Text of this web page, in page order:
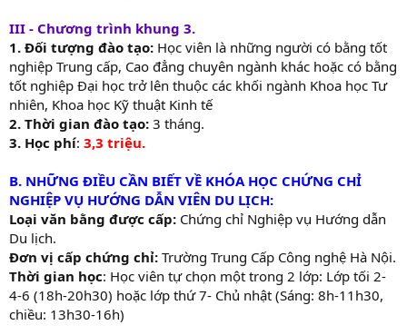
III - Chương trình khung 3.
1. Đối tượng đào tạo: Học viên là những người có bằng tốt
nghiệp Trung cấp, Cao đẳng chuyên ngành khác hoặc có bằng
tốt nghiệp Đại học trở lên thuộc các khối ngành Khoa học Tư
nhiên, Khoa học Kỹ thuật Kinh tế
2. Thời gian đào tạo: 3 tháng.
3. Học phí: 3,3 triệu.
B. NHỮNG ĐIỀU CẦN BIẾT VỀ KHÓA HỌC CHỨNG CHỈ
NGHIỆP VỤ HƯỚNG DẪN VIÊN DU LỊCH:
Loại văn bằng được cấp: Chứng chỉ Nghiệp vụ Hướng dẫn
Du lịch.
Đơn vị cấp chứng chỉ: Trường Trung Cấp Công nghệ Hà Nội.
Thời gian học: Học viên tự chọn một trong 2 lớp: Lớp tối 2-
4-6 (18h-20h30) hoặc lớp thứ 7- Chủ nhật (Sáng: 8h-11h30,
chiều: 13h30-16h)